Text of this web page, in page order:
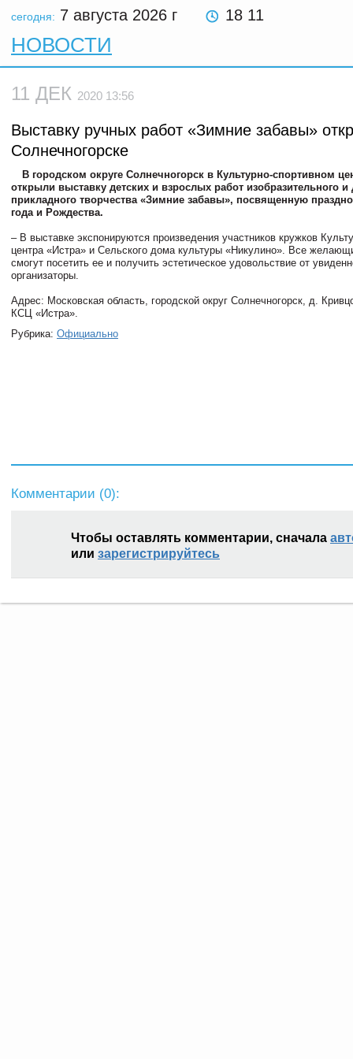
сегодня: 7 августа 2026 г 18 11
НОВОСТИ
11 ДЕК 2020 13:56
Выставку ручных работ «Зимние забавы»
Солнечногорске
В городском округе Солнечногорск в Культурно-спортивном
открыли выставку детских и взрослых работ изобразительного и
прикладного творчества «Зимние забавы», посвященную
года и Рождества.
– В выставке экспонируются произведения участников кружков
центра «Истра» и Сельского дома культуры «Никулино». Все
смогут посетить ее и получить эстетическое удовольствие от
организаторы.
Адрес: Московская область, городской округ Солнечногорск, д.
КСЦ «Истра».
Рубрика: Официально
Комментарии (0):
Чтобы оставлять комментарии, сначала
или зарегистрируйтесь